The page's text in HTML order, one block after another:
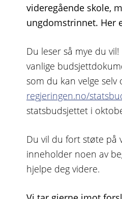
videregående skole,
ungdomstrinnet. Her
Du leser så mye du
vanlige
som du kan velge selv
regjeringen.no/
statsbudsjettet i
Du vil du fort støte på
inneholder noen av
hjelpe deg videre.